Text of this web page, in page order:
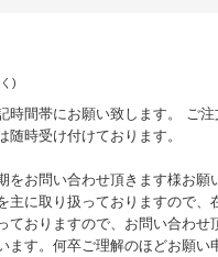
)
時間帯にお願い致します。 ご注
時受け付けております。
をお問い合わせ頂きます様お願
主に取り扱っておりますので、
ておりますので、お問い合わせ
ます。何卒ご理解のほどお願い